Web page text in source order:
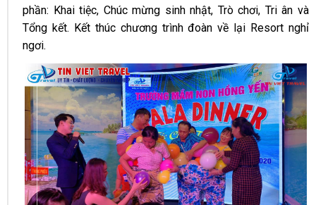
phần: Khai tiệc, Chúc mừng sinh nhật, Trò chơi, Tri ân và
Tổng kết. Kết thúc chương trình đoàn về lại Resort nghỉ
ngơi.